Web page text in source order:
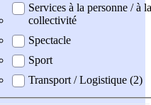
Services à la personne / à la
collectivité
Spectacle
Sport
Transport / Logistique (2)